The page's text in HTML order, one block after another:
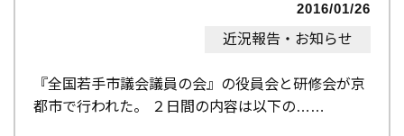
2016/01/26
近況報告・お知らせ
『全国若手市議会議員の会』の役員会と研修会が京
都市で行われた。 ２日間の内容は以下の…